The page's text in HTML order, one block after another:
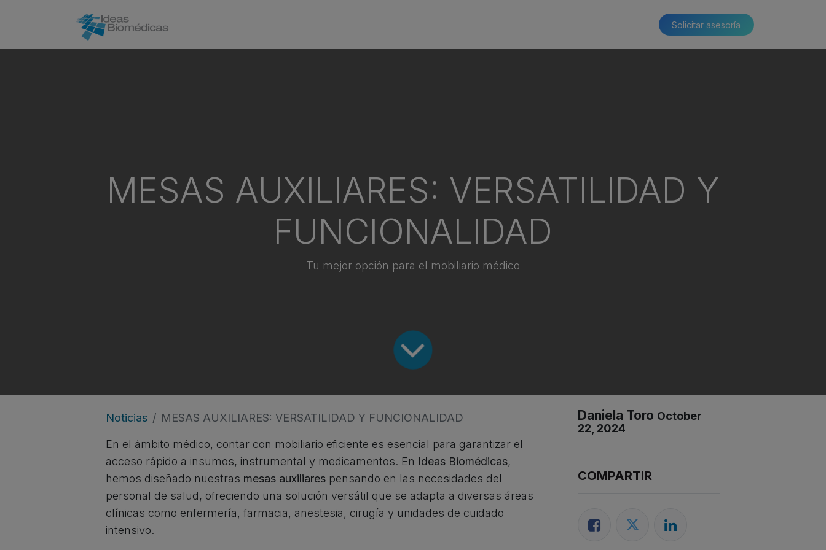
Solicitar asesoría​​
MESAS AUXILIARES: VERSATILIDAD Y
FUNCIONALIDAD
Tu mejor opción para el mobiliario médico
Noticias MESAS AUXILIARES: VERSATILIDAD Y FUNCIONALIDAD
En el ámbito médico, contar con mobiliario eficiente es esencial para garantizar el
acceso rápido a insumos, instrumental y medicamentos. En Ideas Biomédicas,
hemos diseñado nuestras mesas auxiliares pensando en las necesidades del
personal de salud, ofreciendo una solución versátil que se adapta a diversas áreas
clínicas como enfermería, farmacia, anestesia, cirugía y unidades de cuidado
intensivo.
Daniela Toro October
22, 2024
COMPARTIR​